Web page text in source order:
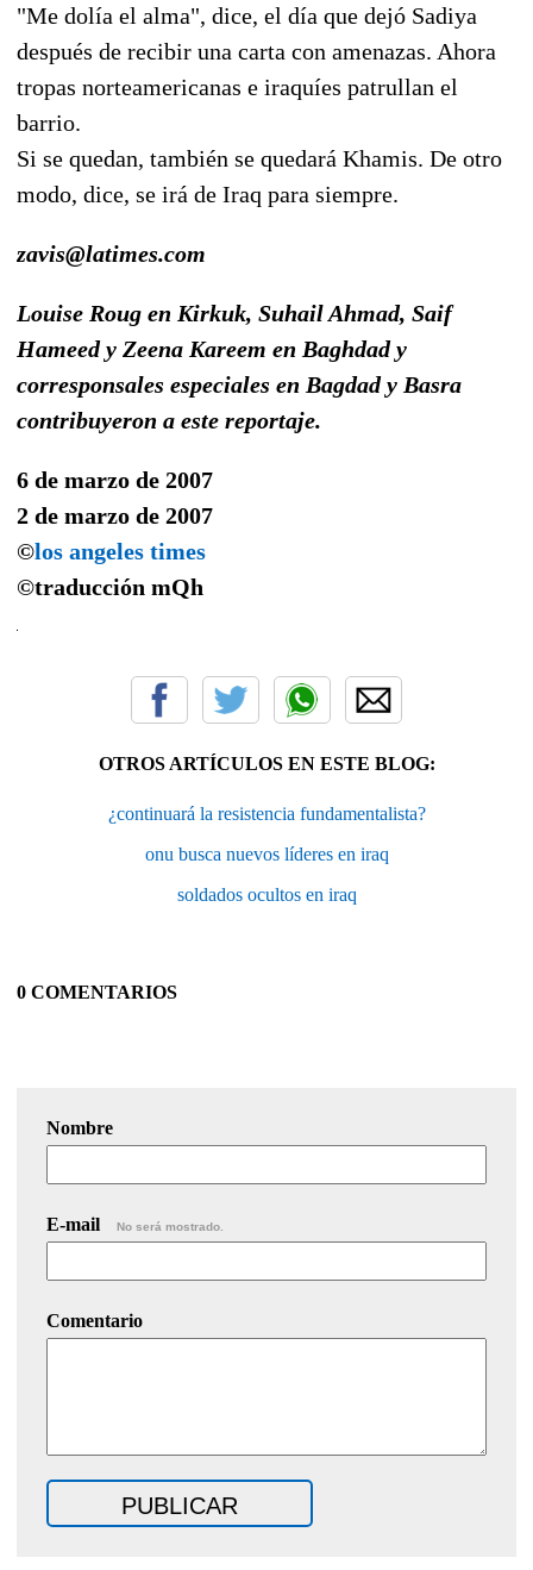
"Me dolía el alma", dice, el día que dejó Sadiya
después de recibir una carta con amenazas. Ahora
tropas norteamericanas e iraquíes patrullan el
barrio.
Si se quedan, también se quedará Khamis. De otro
modo, dice, se irá de Iraq para siempre.
zavis@latimes.com
Louise Roug en Kirkuk, Suhail Ahmad, Saif
Hameed y Zeena Kareem en Baghdad y
corresponsales especiales en Bagdad y Basra
contribuyeron a este reportaje.
6 de marzo de 2007
2 de marzo de 2007
©los angeles times
©traducción mQh
OTROS ARTÍCULOS EN ESTE BLOG:
¿continuará la resistencia fundamentalista?
onu busca nuevos líderes en iraq
soldados ocultos en iraq
0 COMENTARIOS
Nombre
E-mail No será mostrado.
Comentario